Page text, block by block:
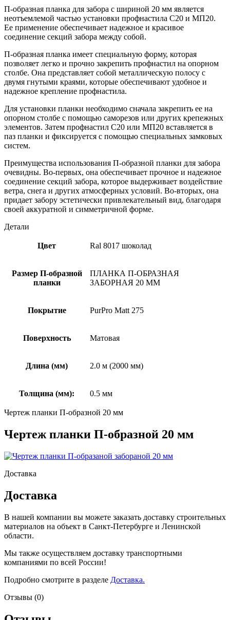
RAL
8017
шоколад
(2м)
П-образная планка для забора с шириной 20 мм является
неотъемлемой частью установки профнастила С20 и МП20.
Ее применение обеспечивает надежное и красивое
соединение секций забора между собой.
П-образная планка имеет специальную форму, которая
позволяет легко и прочно закрепить профнастил на опорном
столбе. Она представляет собой металлическую полосу с
двумя гнутыми краями, которые обеспечивают удобное и
надежное крепление профнастила.
Для установки планки необходимо сначала закрепить ее на
опорном столбе с помощью саморезов или других крепежных
элементов. Затем профнастил С20 или МП20 вставляется в
паз планки и фиксируется с помощью специальных замковых
систем.
Преимущества использования П-образной планки для забора
очевидны. Во-первых, она обеспечивает прочное и надежное
соединение секций забора, которое выдерживает воздействие
ветра, снега и других атмосферных условий. Во-вторых, она
придает забору эстетически привлекательный вид, благодаря
своей аккуратной и симметричной форме.
Детали
Цвет Ral 8017 шоколад
Размер П-образной
планки
ПЛАНКА П-ОБРАЗНАЯ
ЗАБОРНАЯ 20 ММ
Покрытие PurPro Matt 275
Поверхность Матовая
Длина (мм) 2.0 м (2000 мм)
Толщина (мм): 0.5 мм
Чертеж планки П-образной 20 мм
Чертеж планки П-образной 20 мм
Доставка
Доставка
В нашей компании вы можете заказать доставку строительных
материалов на объект в Санкт-Петербурге и Ленинской
области.
Мы также осуществляем доставку транспортными
компаниями по всей России!
Подробно смотрите в разделе Доставка.
Отзывы (0)